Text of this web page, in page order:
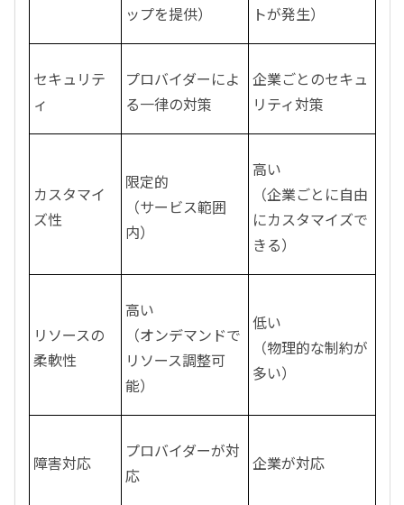
ップを提供）
トが発生）
セキュリテ
ィ
プロバイダーによ
る一律の対策
企業ごとのセキュ
リティ対策
カスタマイ
ズ性
限定的
（サービス範囲
内）
高い
（企業ごとに自由
にカスタマイズで
きる）
リソースの
柔軟性
高い
（オンデマンドで
リソース調整可
能）
低い
（物理的な制約が
多い）
障害対応
プロバイダーが対
応
企業が対応